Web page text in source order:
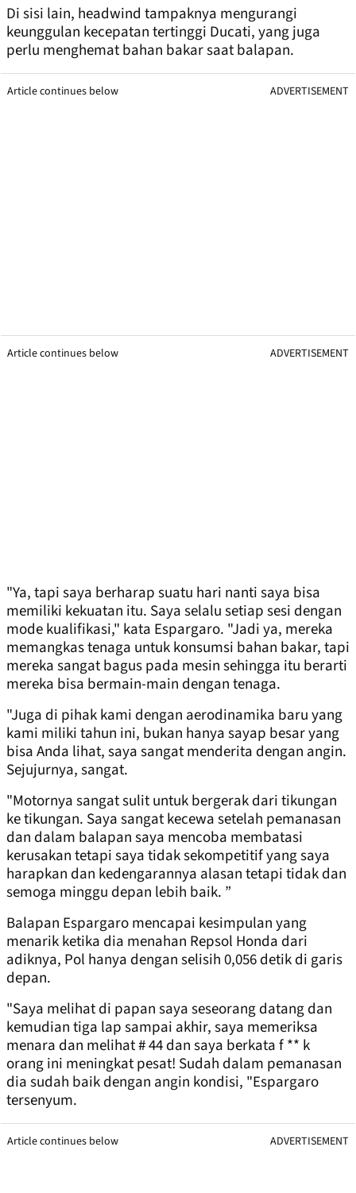
Di sisi lain, headwind tampaknya mengurangi
keunggulan kecepatan tertinggi Ducati, yang juga
perlu menghemat bahan bakar saat balapan.
Article continues below ADVERTISEMENT
Article continues below ADVERTISEMENT
"Ya, tapi saya berharap suatu hari nanti saya bisa
memiliki kekuatan itu. Saya selalu setiap sesi dengan
mode kualifikasi," kata Espargaro. "Jadi ya, mereka
memangkas tenaga untuk konsumsi bahan bakar, tapi
mereka sangat bagus pada mesin sehingga itu berarti
mereka bisa bermain-main dengan tenaga.
"Juga di pihak kami dengan aerodinamika baru yang
kami miliki tahun ini, bukan hanya sayap besar yang
bisa Anda lihat, saya sangat menderita dengan angin.
Sejujurnya, sangat.
"Motornya sangat sulit untuk bergerak dari tikungan
ke tikungan. Saya sangat kecewa setelah pemanasan
dan dalam balapan saya mencoba membatasi
kerusakan tetapi saya tidak sekompetitif yang saya
harapkan dan kedengarannya alasan tetapi tidak dan
semoga minggu depan lebih baik. ”
Balapan Espargaro mencapai kesimpulan yang
menarik ketika dia menahan Repsol Honda dari
adiknya, Pol hanya dengan selisih 0,056 detik di garis
depan.
"Saya melihat di papan saya seseorang datang dan
kemudian tiga lap sampai akhir, saya memeriksa
menara dan melihat # 44 dan saya berkata f ** k
orang ini meningkat pesat! Sudah dalam pemanasan
dia sudah baik dengan angin kondisi, "Espargaro
tersenyum.
Article continues below ADVERTISEMENT